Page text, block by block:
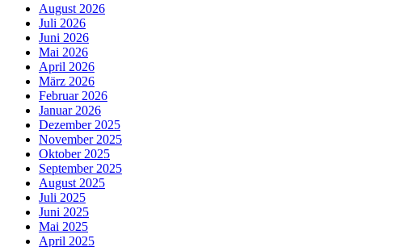
August 2026
Juli 2026
Juni 2026
Mai 2026
April 2026
März 2026
Februar 2026
Januar 2026
Dezember 2025
November 2025
Oktober 2025
September 2025
August 2025
Juli 2025
Juni 2025
Mai 2025
April 2025